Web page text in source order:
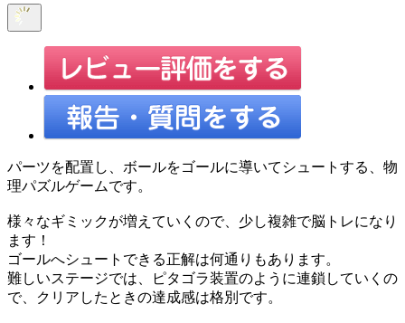
パーツを配置し、ボールをゴールに導いてシュートする、物
理パズルゲームです。
様々なギミックが増えていくので、少し複雑で脳トレになり
ます！
ゴールへシュートできる正解は何通りもあります。
難しいステージでは、ピタゴラ装置のように連鎖していくの
で、クリアしたときの達成感は格別です。